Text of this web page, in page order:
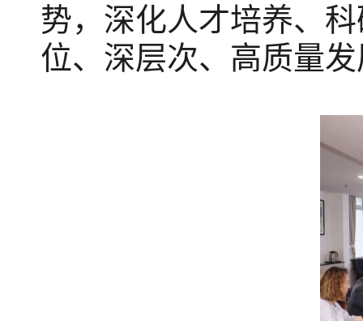
势，深化人才培养、
位、深层次、高质量